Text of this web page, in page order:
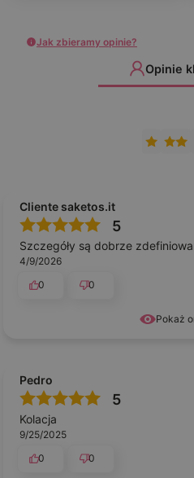
Jak zbieramy opinie?
Opinie
Pokaż
Cliente saketos.it
5
Szczegóły są dobrze
4/9/2026
0
0
Pedro
5
Kolacja
9/25/2025
0
0